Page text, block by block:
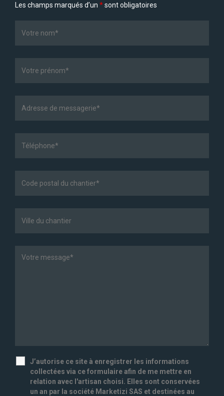
Les champs marqués d’un *sont obligatoires
J’autorise ce site à enregistrer les informations
collectées via ce formulaire afin de me mettre en
relation avec l'artisan choisi. Elles sont conservées
un an par la société Marketizi SAS et destinées au